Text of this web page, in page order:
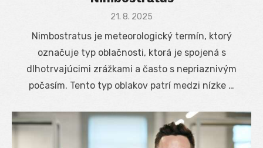
Posted
21. 8. 2025
Nimbostratus je meteorologický termín, ktorý
označuje typ oblačnosti, ktorá je spojená s
dlhotrvajúcimi zrážkami a často s nepriaznivým
počasím. Tento typ oblakov patrí medzi nízke …